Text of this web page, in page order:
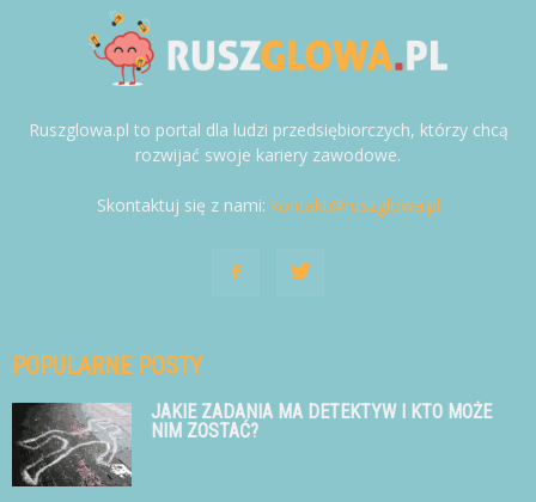
Ruszglowa.pl to portal dla ludzi przedsiębiorczych, którzy chcą
rozwijać swoje kariery zawodowe.
Skontaktuj się z nami: kontakt@ruszglowa.pl
POPULARNE POSTY
JAKIE ZADANIA MA DETEKTYW I KTO MOŻE
NIM ZOSTAĆ?